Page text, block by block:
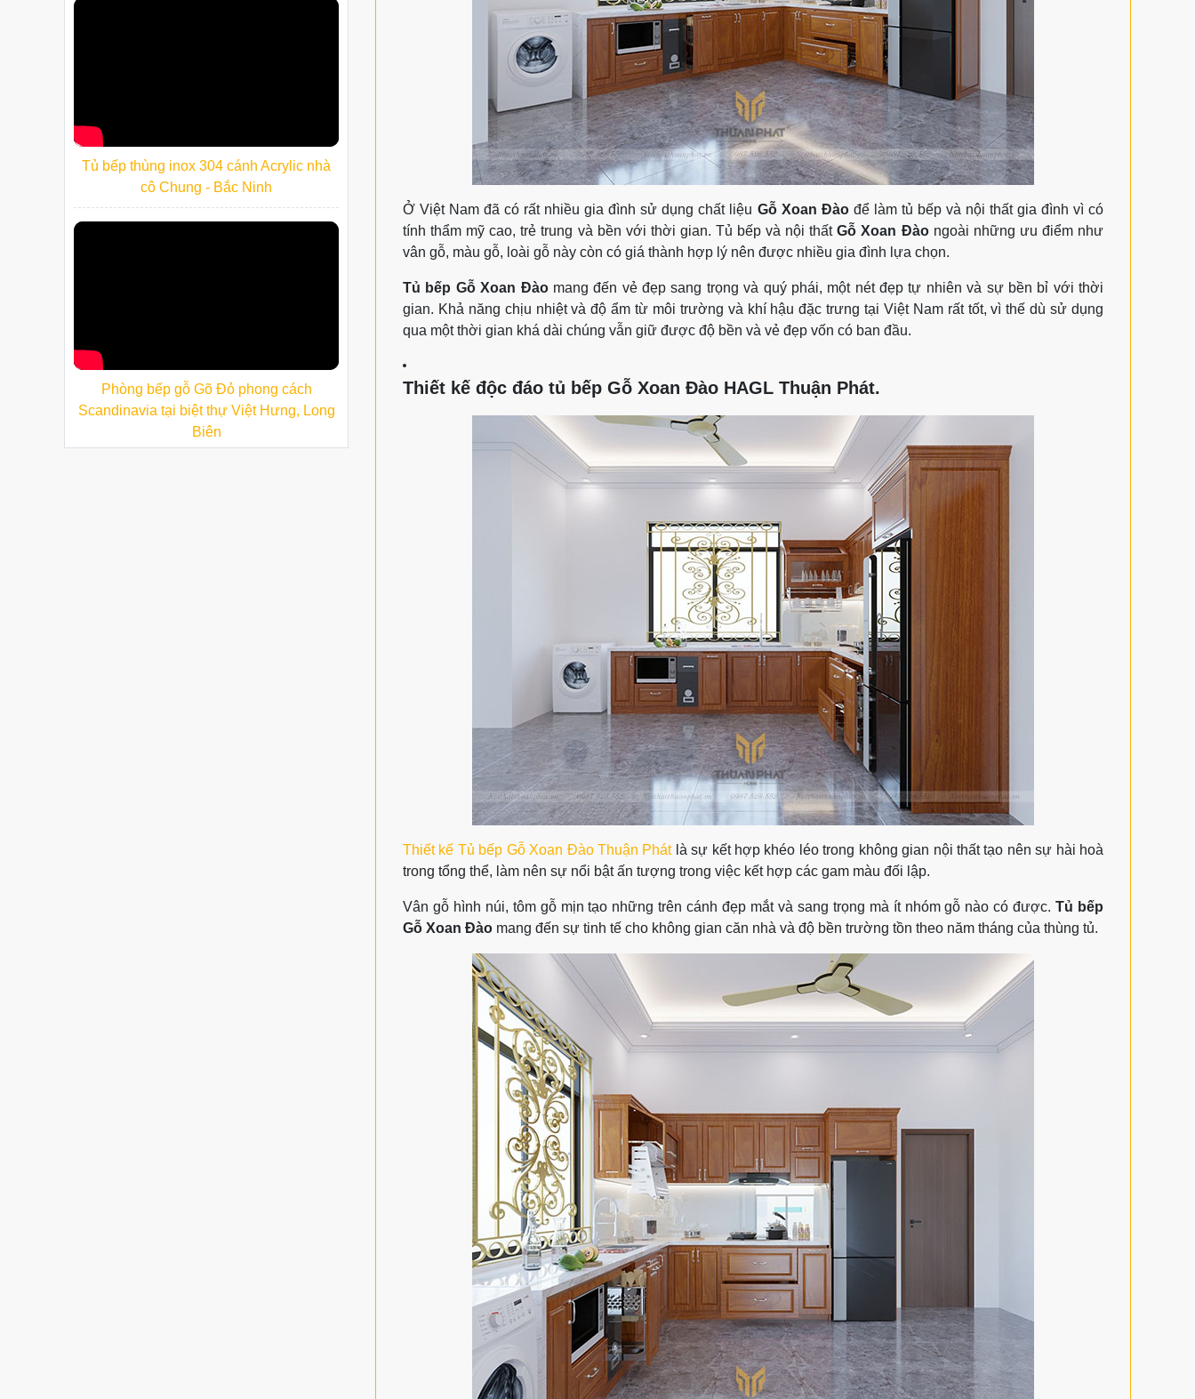
Ở Việt Nam đã có rất nhiều gia đình sử dụng chất liệu Gỗ Xoan Đàođể làm tủ bếp và nội thất gia đình vì có
tính thẩm mỹ cao, trẻ trung và bền với thời gian. Tủ bếp và nội thấtGỗ Xoan Đàongoài những ưu điểm như
vân gỗ, màu gỗ, loài gỗ này còn có giá thành hợp lý nên được nhiều gia đình lựa chọn.
Tủ bếp Gỗ Xoan Đàomang đến vẻ đẹp sang trọng và quý phái, một nét đẹp tự nhiên và sự bền bỉ với thời
gian. Khả năng chịu nhiệt và độ ẩm từ môi trường và khí hậu đặc trưng tại Việt Nam rất tốt, vì thế dù sử dụng
qua một thời gian khá dài chúng vẫn giữ được độ bền và vẻ đẹp vốn có ban đầu.
Thiết kế độc đáo tủ bếp Gỗ Xoan Đào HAGL Thuận Phát.​
Thiết kế Tủ bếp Gỗ Xoan Đào Thuận Phátlà sự kết hợp khéo léo trong không gian nội thất tạo nên sự hài hoà
trong tổng thể, làm nên sự nổi bật ấn tượng trong việc kết hợp các gam màu đối lập.
Vân gỗ hình núi, tôm gỗ mịn tạo những trên cánh đẹp mắt và sang trọng mà ít nhóm gỗ nào có được.Tủ bếp
Gỗ Xoan Đào mang đến sự tinh tế cho không gian căn nhà và độ bền trường tồn theo năm tháng của thùng tủ.
Tủ bếp thùng inox 304 cánh Acrylic nhà
cô Chung - Bắc Ninh
Phòng bếp gỗ Gõ Đỏ phong cách
Scandinavia tại biệt thự Việt Hưng, Long
Biên